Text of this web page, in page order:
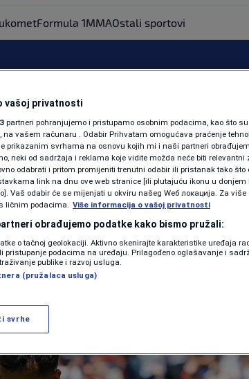
ZDRAVLJE
SHOWBIZ
KOLUMNE
PODCAST
N1 SPECIJAL
FENOMENI
NEISTRAŽENO
VIRALNO
VIDEO
Formula 1MMAOstali sportovi
na startu
se sada zakuhati
| NOGOMET | 0 komentara
Više
vašoj privatnosti
partneri pohranjujemo i pristupamo osobnim podacima, kao što
na vašem računaru . Odabir Prihvatam omogućava praćenje
prikazanim svrhama na osnovu kojih mi i naši partneri
neki od sadržaja i reklama koje vidite možda neće biti relevantni
odabrati i pritom promijeniti trenutni odabir ili pristanak tako
link na dnu ove web stranice [ili plutajuću ikonu u
Vaš odabir će se mijenjati u okviru našeg Wеб локација. Za više
ličnim podacima. Više informacija o vašoj privatnosti
obrađujemo podatke kako bismo pružali:
o tačnoj geolokaciji. Aktivno skenirajte karakteristike uređaja
pristupanje podacima na uređaju. Prilagođeno oglašavanje i
publike i razvoj usluga.
(pružalaca usluga)
svrhe